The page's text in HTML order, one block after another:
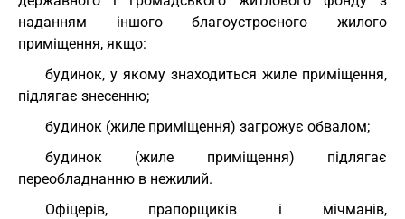
наданням іншого благоустроєного жилого
приміщення, якщо:
будинок, у якому знаходиться жиле приміщення,
підлягає знесенню;
будинок (жиле приміщення) загрожує обвалом;
будинок (жиле приміщення) підлягає
переобладнанню в нежилий.
Офіцерів, прапорщиків і мічманів,